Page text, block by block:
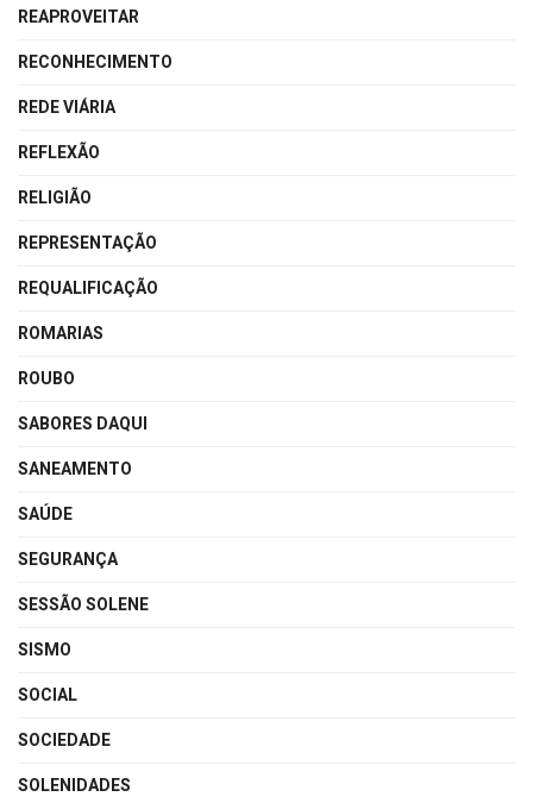
REAPROVEITAR
RECONHECIMENTO
REDE VIÁRIA
REFLEXÃO
RELIGIÃO
REPRESENTAÇÃO
REQUALIFICAÇÃO
ROMARIAS
ROUBO
SABORES DAQUI
SANEAMENTO
SAÚDE
SEGURANÇA
SESSÃO SOLENE
SISMO
SOCIAL
SOCIEDADE
SOLENIDADES